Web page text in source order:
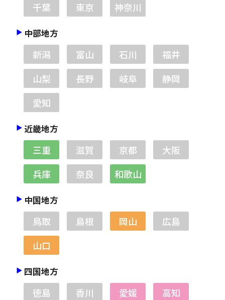
千葉
東京 神奈川
中部地方
新潟 富山 石川
福井
山梨
長野 岐阜
静岡
愛知
近畿地方
三重 滋賀 京都
大阪
兵庫
奈良 和歌山
中国地方
鳥取 島根 岡山
広島
山口
四国地方
徳島 香川 愛媛 高知